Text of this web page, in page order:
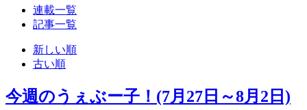
連載一覧
記事一覧
新しい順
古い順
今週のうぇぶー子！(7月27日～8月2日)